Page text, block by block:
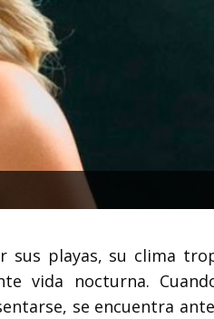
sus playas, su clima
vida nocturna.
se encuentra